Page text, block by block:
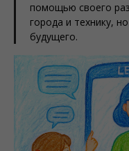
помощью своего
города и технику,
будущего.